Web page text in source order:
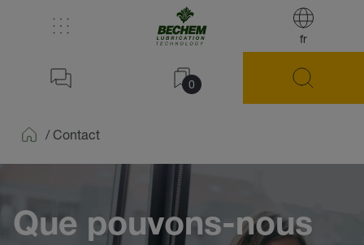
fr
0
/ Contact
Que pouvons-nous